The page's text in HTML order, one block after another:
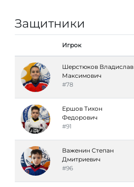
Защитники
Игрок
Шерстюков Владислав
Максимович
#78
Ершов Тихон
Федорович
#91
Важенин Степан
Дмитриевич
#96